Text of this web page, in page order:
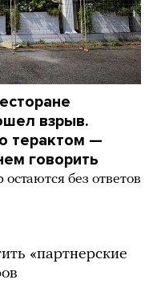
взрыв.
терактом —
говорить
без ответов
«партнерские